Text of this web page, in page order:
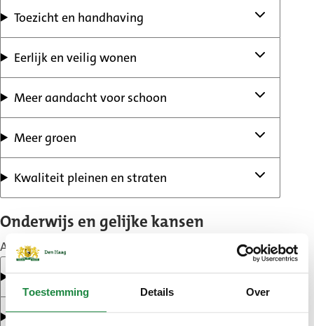
Toestemming Details Over
Toezicht en handhaving
Eerlijk en veilig wonen
Meer aandacht voor schoon
Meer groen
Kwaliteit pleinen en straten
Onderwijs en gelijke kansen
Acties om meedoen in de wijk te vergroten:
Gelijke kansen voor kinderen en jongeren
Gezondheid en samenleven